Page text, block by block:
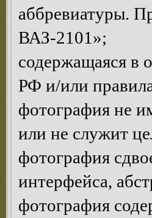
аббревиатуры.
ВАЗ-2101»;
содержащаяся в
РФ и/или
фотография не
или не служит
фотография
интерфейса,
фотография